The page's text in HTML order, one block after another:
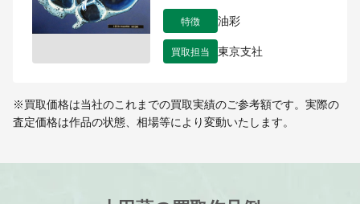
特徴 油彩
買取担当 東京支社
※買取価格は当社のこれまでの買取実績のご参考額です。実際の
査定価格は作品の状態、相場等により変動いたします。